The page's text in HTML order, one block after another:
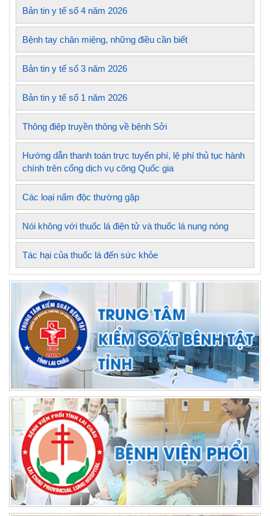
Bản tin y tế số 4 năm 2026
Bệnh tay chân miệng, những điều cần biết
Bản tin y tế số 3 năm 2026
Bản tin y tế số 1 năm 2026
Thông điệp truyền thông về bệnh Sởi
Hướng dẫn thanh toán trực tuyến phí, lệ phí thủ tục hành
chính trên cổng dịch vụ công Quốc gia
Các loại nấm độc thường gặp
Nói không với thuốc lá điện tử và thuốc lá nung nóng
Tác hại của thuốc lá đến sức khỏe